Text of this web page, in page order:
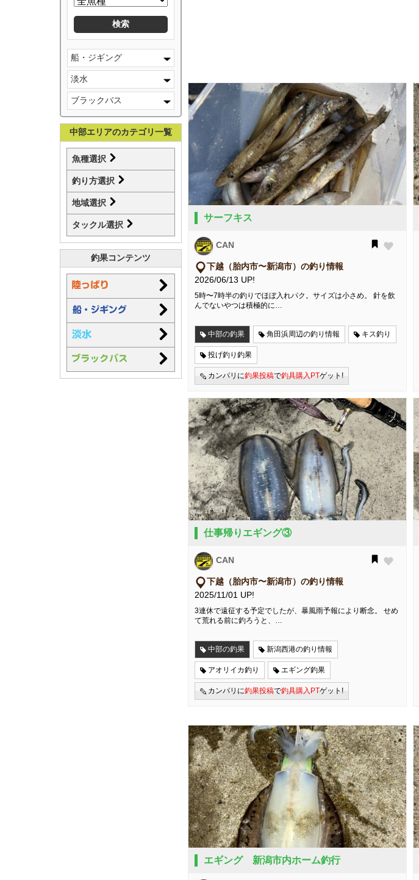
船・ジギング
淡水
ブラックバス
中部エリアのカテゴリ一覧
魚種選択
釣り方選択
地域選択
タックル選択
釣果コンテンツ
サーフキス
CAN
下越（胎内市〜新潟市）の釣り情報
2026/06/13 UP!
5時〜7時半の釣りでほぼ入れパク。サイズは小さめ。 針を飲
んでないやつは積極的に…
中部の釣果 角田浜周辺の釣り情報 キス釣り
投げ釣り釣果
カンパリに釣果投稿で釣具購入PTゲット!
仕事帰りエギング③
CAN
下越（胎内市〜新潟市）の釣り情報
2025/11/01 UP!
3連休で遠征する予定でしたが、暴風雨予報により断念。 せめ
て荒れる前に釣ろうと、…
中部の釣果 新潟西港の釣り情報
アオリイカ釣り エギング釣果
カンパリに釣果投稿で釣具購入PTゲット!
エギング 新潟市内ホーム釣行